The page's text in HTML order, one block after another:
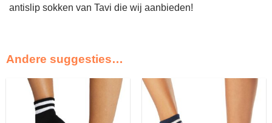
antislip sokken van Tavi die wij aanbieden!
Andere suggesties…